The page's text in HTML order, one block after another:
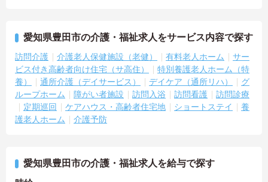
愛知県豊田市の介護・福祉求人をサービス内容で探す
訪問介護 介護老人保健施設（老健） 有料老人ホーム
サー
ビス付き高齢者向け住宅（サ高住）
特別養護老人ホーム（特
養）
通所介護（デイサービス） デイケア（通所リハ）
グ
ループホーム
障がい者施設 訪問入浴 訪問看護
訪問診療
定期巡回
ケアハウス・高齢者住宅地 ショートステイ
養
護老人ホーム
介護予防
愛知県豊田市の介護・福祉求人を給与で探す